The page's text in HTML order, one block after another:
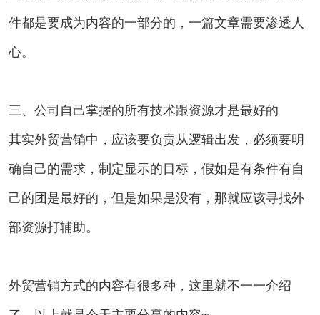
件都是要成为内容的一部分的，一篇文章需要渗透人
心。
三、公司自己掌握的所有技术跟资源才是最好的
其实外贸营销中，应该要负责从逻辑出发，必须要明
确自己的需求，制定显示的目标，假如是有条件有自
己的团是最好的，但是如果是没有，那就应该寻找外
部资源打辅助。
外贸营销方式的内容有很多种，这里就不一一介绍